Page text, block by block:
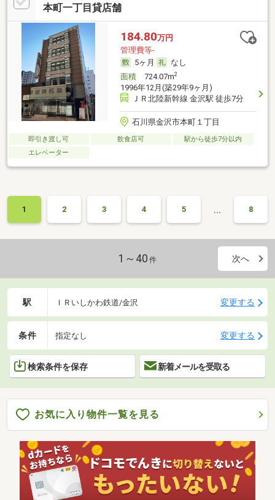
本町一丁目貸店舗
184.80万円
管理費等-
5ヶ月
なし
面積724.07m2
1996年12月(築29年9ヶ月)
ＪＲ北陸新幹線 金沢駅 徒歩7分
石川県金沢市本町１丁目
即引き渡し可 飲食店可
駅から徒歩7分以内
エレベーター
1 2 3 4 5 … 8
1～40 件 次へ
駅 ＩＲいしかわ鉄道/金沢 変更する
条件 指定なし 変更する
検索条件を保存 新着メールを受取る
お気に入り物件一覧を見る